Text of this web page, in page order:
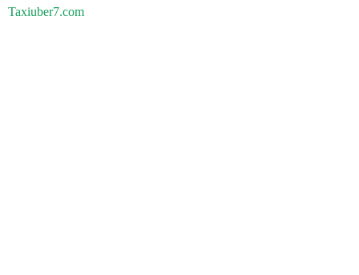
Taxiuber7.com